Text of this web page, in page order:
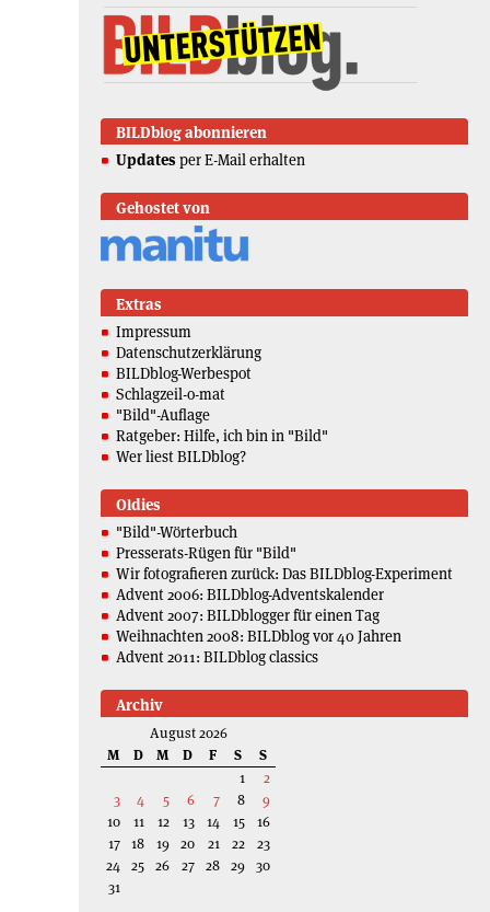
BILDblog abonnieren
Updates per E-Mail erhalten
Gehostet von
Extras
Impressum
Datenschutzerklärung
BILDblog-Werbespot
Schlagzeil-o-mat
"Bild"-Auflage
Ratgeber: Hilfe, ich bin in "Bild"
Wer liest BILDblog?
Oldies
"Bild"-Wörterbuch
Presserats-Rügen für "Bild"
Wir fotografieren zurück: Das BILDblog-Experiment
Advent 2006: BILDblog-Adventskalender
Advent 2007: BILDblogger für einen Tag
Weihnachten 2008: BILDblog vor 40 Jahren
Advent 2011: BILDblog classics
Archiv
August 2026
M
D M D F S
S
1
2
3
4 5 6 7 8
9
10
11 12 13 14 15
16
17 18 19 20 21 22
23
24 25 26 27 28 29 30
31